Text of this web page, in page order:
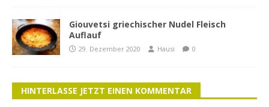
Giouvetsi griechischer Nudel Fleisch
Auflauf
29. Dezember 2020 Hausi 0
HINTERLASSE JETZT EINEN KOMMENTAR